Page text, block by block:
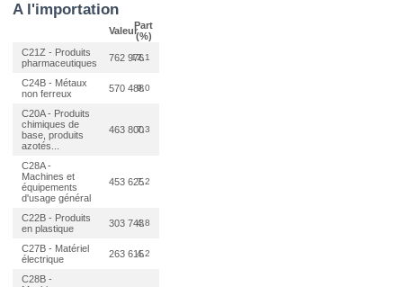
A l'importation
ValeurPart
(%)
C21Z - Produits
pharmaceutiques
762 976
12,1
C24B - Métaux
non ferreux
570 4889,0
C20A - Produits
chimiques de
base, produits
azotés...
463 8007,3
C28A -
Machines et
équipements
d'usage général
453 6257,2
C22B - Produits
en plastique
303 7434,8
C27B - Matériel
électrique
263 6154,2
C28B -